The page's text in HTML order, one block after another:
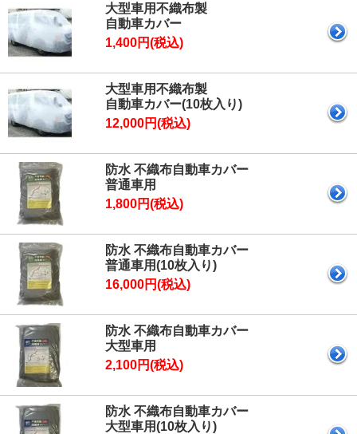
大型車用不織布製
自動車カバー
1,400円(税込)
大型車用不織布製
自動車カバー(10枚入り)
12,000円(税込)
防水 不織布自動車カバー
普通車用
1,800円(税込)
防水 不織布自動車カバー
普通車用(10枚入り)
16,000円(税込)
防水 不織布自動車カバー
大型車用
2,100円(税込)
防水 不織布自動車カバー
大型車用(10枚入り)